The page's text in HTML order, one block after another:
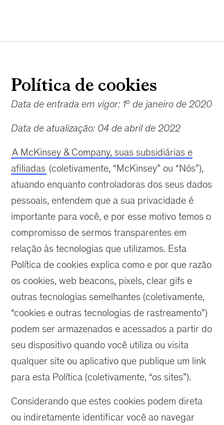
Política de cookies
Data de entrada em vigor: 1o de janeiro de 2020
Data de atualização: 04 de abril de 2022
A McKinsey & Company, suas subsidiárias e
afiliadas (coletivamente, “McKinsey” ou “Nós”),
atuando enquanto controladoras dos seus dados
pessoais, entendem que a sua privacidade é
importante para você, e por esse motivo temos o
compromisso de sermos transparentes em
relação às tecnologias que utilizamos. Esta
Política de cookies explica como e por que razão
os cookies, web beacons, pixels, clear gifs e
outras tecnologias semelhantes (coletivamente,
“cookies e outras tecnologias de rastreamento”)
podem ser armazenados e acessados a partir do
seu dispositivo quando você utiliza ou visita
qualquer site ou aplicativo que publique um link
para esta Política (coletivamente, “os sites”).
Considerando que estes cookies podem direta
ou indiretamente identificar você ao navegar